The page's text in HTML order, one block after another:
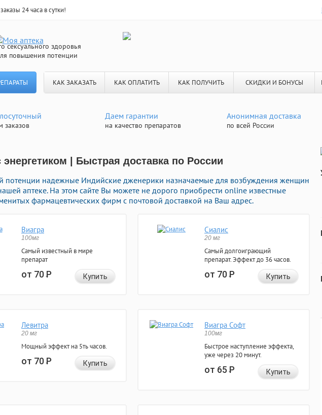
24 часа в сутки!
сексуального здоровья
повышения потенции
КАК ЗАКАЗАТЬ КАК ОПЛАТИТЬ КАК ПОЛУЧИТЬ СКИДКИ И БОНУСЫ
заказов
Даем гарантии
на качество препаратов
Анонимная доставка
по всей России
энергетиком | Быстрая доставка по России
потенции надежные Индийские дженерики назначаемые для возбуждения женщин
аптеке. На этом сайте Вы можете не дорого приобрести online известные
фармацевтических фирм с почтовой доставкой на Ваш адрес.
Виагра
100мг
Самый известный в мире
препарат
от 70Р Купить
Сиалис
20 мг
Самый долгоиграющий
препарат. Эффект до 36 часов.
от 70Р Купить
Левитра
20 мг
Мощный эффект на 5ть часов.
от 70Р Купить
Виагра Софт
100мг
Быстрое наступление эффекта,
уже через 20 минут.
от 65Р Купить